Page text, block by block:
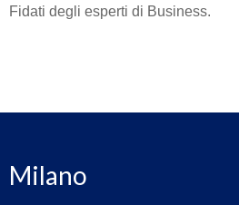
Fidati degli esperti di Business.
Milano